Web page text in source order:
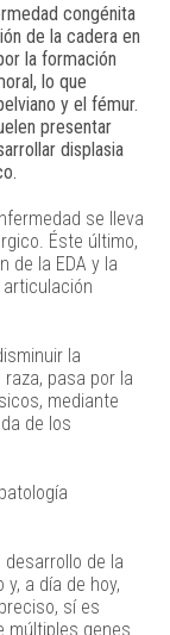
congénita
de la cadera en
la formación
lo que
y el fémur.
presentar
displasia
se lleva
Éste último,
de la EDA y la
la
pasa por la
mediante
de los
de la
a día de hoy,
sí es
múltiples genes